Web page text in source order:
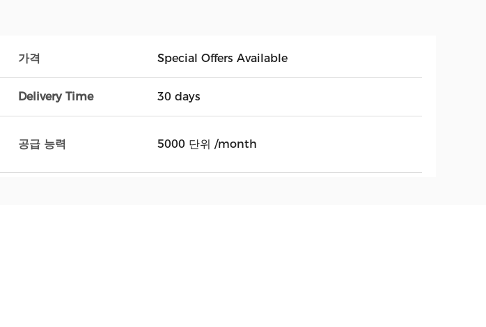
가격 Special Offers Available
Delivery Time 30 days
공급 능력 5000 단위 /month